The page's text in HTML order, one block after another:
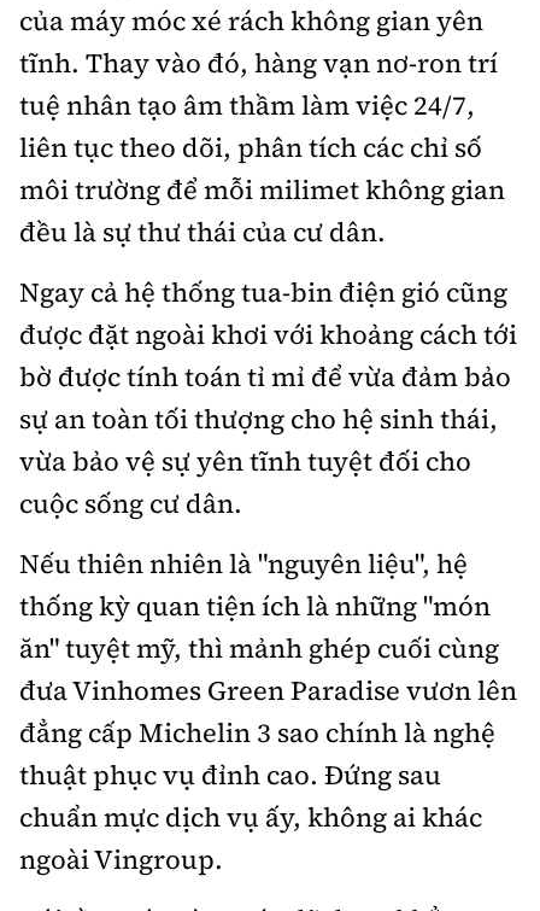
của máy móc xé rách không gian yên
tĩnh. Thay vào đó, hàng vạn nơ-ron trí
tuệ nhân tạo âm thầm làm việc 24/7,
liên tục theo dõi, phân tích các chỉ số
môi trường để mỗi milimet không gian
đều là sự thư thái của cư dân.
Ngay cả hệ thống tua-bin điện gió cũng
được đặt ngoài khơi với khoảng cách tới
bờ được tính toán tỉ mỉ để vừa đảm bảo
sự an toàn tối thượng cho hệ sinh thái,
vừa bảo vệ sự yên tĩnh tuyệt đối cho
cuộc sống cư dân.
Nếu thiên nhiên là "nguyên liệu", hệ
thống kỳ quan tiện ích là những "món
ăn" tuyệt mỹ, thì mảnh ghép cuối cùng
đưa Vinhomes Green Paradise vươn lên
đẳng cấp Michelin 3 sao chính là nghệ
thuật phục vụ đỉnh cao. Đứng sau
chuẩn mực dịch vụ ấy, không ai khác
ngoài Vingroup.